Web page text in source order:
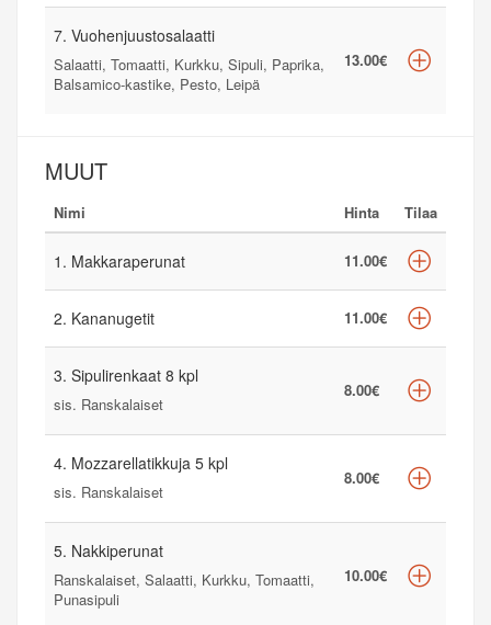
7. Vuohenjuustosalaatti
Salaatti, Tomaatti, Kurkku, Sipuli, Paprika,
Balsamico-kastike, Pesto, Leipä
13.00€
MUUT
Nimi Hinta Tilaa
1. Makkaraperunat 11.00€
2. Kananugetit 11.00€
3. Sipulirenkaat 8 kpl
sis. Ranskalaiset
8.00€
4. Mozzarellatikkuja 5 kpl
sis. Ranskalaiset
8.00€
5. Nakkiperunat
Ranskalaiset, Salaatti, Kurkku, Tomaatti,
Punasipuli
10.00€